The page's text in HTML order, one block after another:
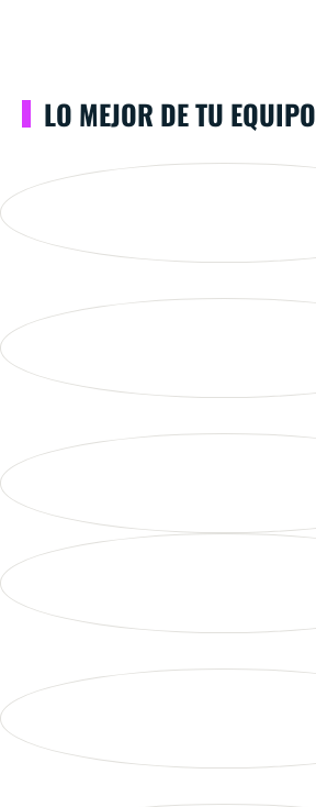
LO MEJOR DE TU EQUIPO